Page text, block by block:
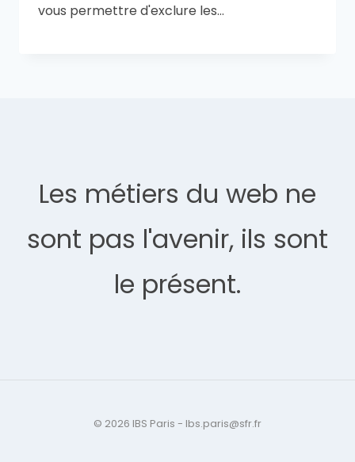
vous permettre d'exclure les…
Les métiers du web ne
sont pas l'avenir, ils sont
le présent.
© 2026 IBS Paris - Ibs.paris@sfr.fr